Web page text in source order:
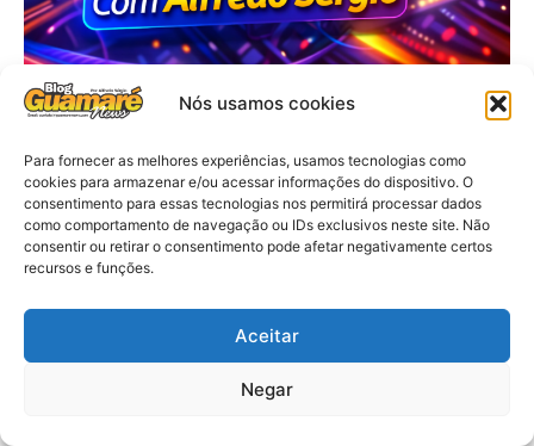
Nós usamos cookies
Para fornecer as melhores experiências, usamos tecnologias como
cookies para armazenar e/ou acessar informações do dispositivo. O
consentimento para essas tecnologias nos permitirá processar dados
como comportamento de navegação ou IDs exclusivos neste site. Não
consentir ou retirar o consentimento pode afetar negativamente certos
recursos e funções.
Aceitar
Negar